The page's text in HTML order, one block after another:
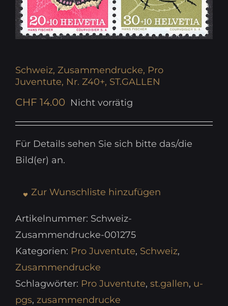
Schweiz, Zusammendrucke, Pro
Juventute, Nr. Z40+, ST.GALLEN
CHF 14.00 Nicht vorrätig
Für Details sehen Sie sich bitte das/die
Bild(er) an.
Zur Wunschliste hinzufügen
Artikelnummer: Schweiz-
Zusammendrucke-001275
Kategorien: Pro Juventute, Schweiz,
Zusammendrucke
Schlagwörter: Pro Juventute, st.gallen, u-
pgs, zusammendrucke